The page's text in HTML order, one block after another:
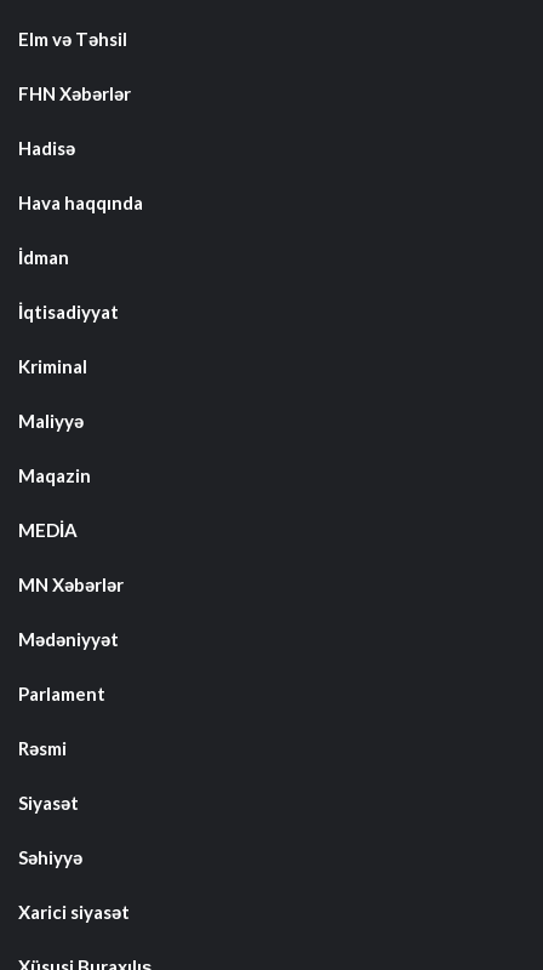
Elm və Təhsil
FHN Xəbərlər
Hadisə
Hava haqqında
İdman
İqtisadiyyat
Kriminal
Maliyyə
Maqazin
MEDİA
MN Xəbərlər
Mədəniyyət
Parlament
Rəsmi
Siyasət
Səhiyyə
Xarici siyasət